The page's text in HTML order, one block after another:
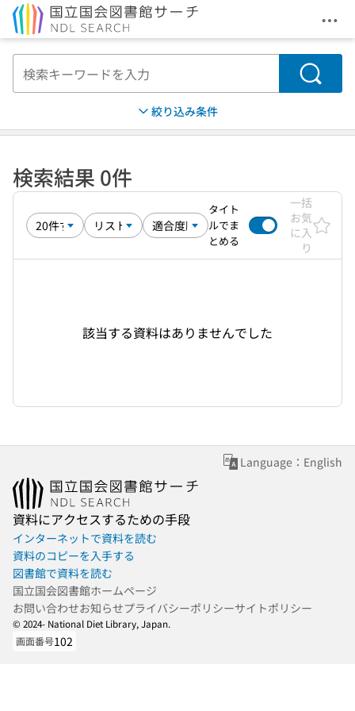
メ
検索
絞り込み条件
検索結果 0件
タイト
ルでま
とめる
一括
お気
に入
り
該当する資料はありませんでした
Language：English
資料にアクセスするための手段
インターネットで資料を読む
資料のコピーを入手する
図書館で資料を読む
国立国会図書館ホームページ
お問い合わせお知らせプライバシーポリシーサイトポリシー
© 2024- National Diet Library, Japan.
画面番号102